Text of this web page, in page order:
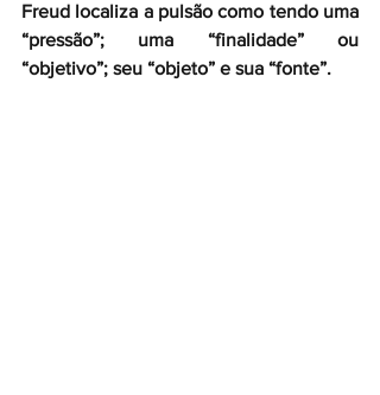
Freud localiza a pulsão como tendo uma
“pressão”; uma “finalidade” ou
“objetivo”; seu “objeto” e sua “fonte”.